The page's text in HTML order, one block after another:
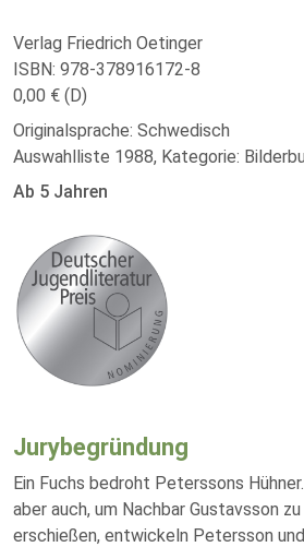
Verlag Friedrich Oetinger
ISBN: 978-378916172-8
0,00 € (D)
Originalsprache: Schwedisch
Auswahlliste 1988, Kategorie:
Ab 5 Jahren
Jurybegründung
Ein Fuchs bedroht Peterssons
aber auch, um Nachbar Gustavsson zu
erschießen, entwickeln Petersson